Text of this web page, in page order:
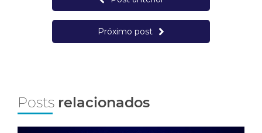
Próximo post
Posts relacionados